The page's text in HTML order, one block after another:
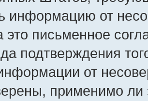
информацию от
это письменное
подтверждения
от
применимо ли